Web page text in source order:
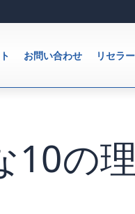
リセラ
お問い合わせ
10の理